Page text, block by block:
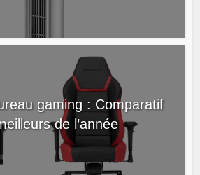
gaming : Comparatif
de l’année